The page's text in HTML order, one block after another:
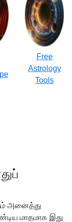
Free
Astrology
Tools
அனைத்து
மாதமாக இது